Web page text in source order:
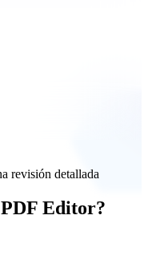
revisión detallada
Editor?